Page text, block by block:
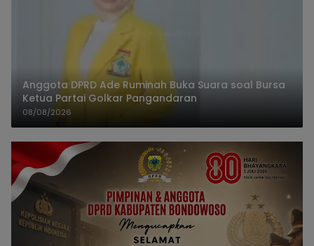
Anggota DPRD Ade Ruminah Buka Suara soal Bursa
Ketua Partai Golkar Pangandaran
08/08/2026